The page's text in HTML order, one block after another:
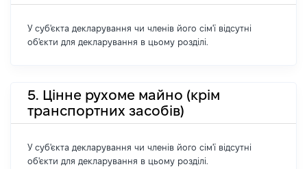
У суб'єкта декларування чи членів його сім'ї відсутні
об'єкти для декларування в цьому розділі.
5. Цінне рухоме майно (крім
транспортних засобів)
У суб'єкта декларування чи членів його сім'ї відсутні
об'єкти для декларування в цьому розділі.